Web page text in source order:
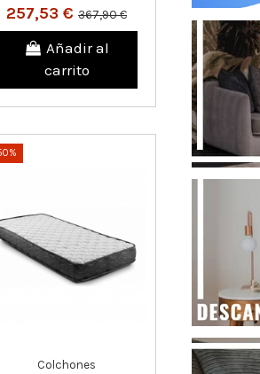
257,53 € 367,90 €
Añadir al
carrito
Colchones